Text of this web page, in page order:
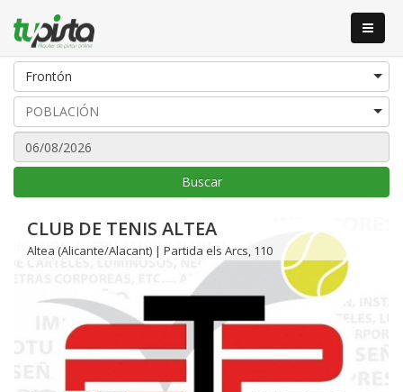
Frontón
Buscar
CLUB DE TENIS ALTEA
Altea (Alicante/Alacant) | Partida els Arcs, 110